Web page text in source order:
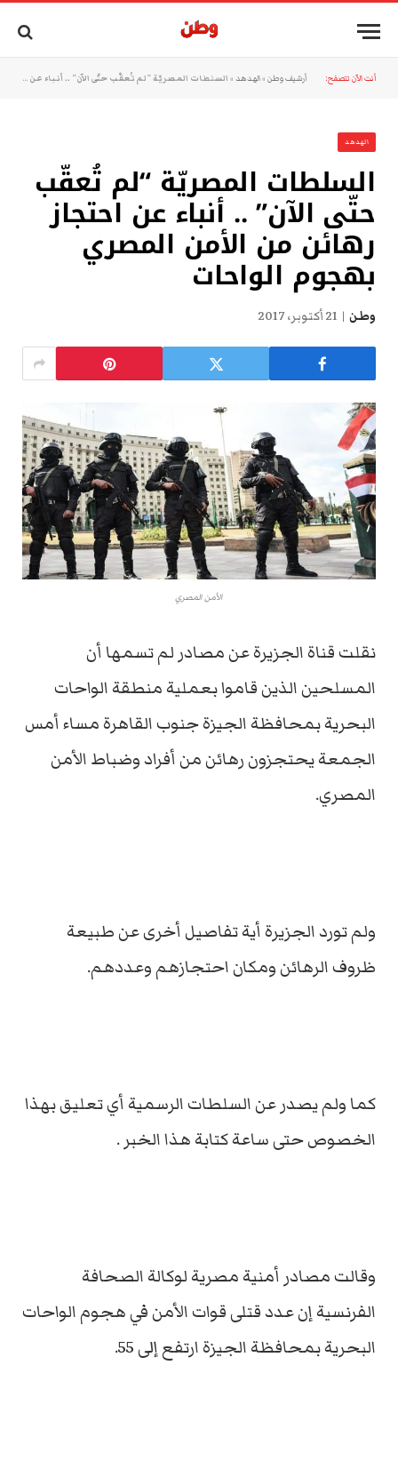
أنت الآن تتصفح: أرشيف وطن »الهدهد » السلطات المصريّة “لم تُعقّب حتّى الآن” .. أنباء عن احتجاز رهائن من الأمن المصري بهجوم الواحات
الهدهد
السلطات المصريّة “لم تُعقّب
حتّى الآن” .. أنباء عن احتجاز
رهائن من الأمن المصري
بهجوم الواحات
وطن 21 أكتوبر، 2017
الأمن المصري
نقلت قناة الجزيرة عن مصادر لم تسمها أن
المسلحين الذين قاموا بعملية منطقة الواحات
البحرية بمحافظة الجيزة جنوب القاهرة مساء أمس
الجمعة يحتجزون رهائن من أفراد وضباط الأمن
المصري.
ولم تورد الجزيرة أية تفاصيل أخرى عن طبيعة
ظروف الرهائن ومكان احتجازهم وعددهم.
كما ولم يصدر عن السلطات الرسمية أي تعليق بهذا
الخصوص حتى ساعة كتابة هذا الخبر .
وقالت مصادر أمنية مصرية لوكالة الصحافة
الفرنسية إن عدد قتلى قوات الأمن في هجوم الواحات
البحرية بمحافظة الجيزة ارتفع إلى 55.